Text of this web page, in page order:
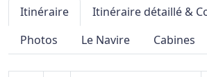
Itinéraire
Itinéraire détaillé &
Photos
Le Navire Cabines